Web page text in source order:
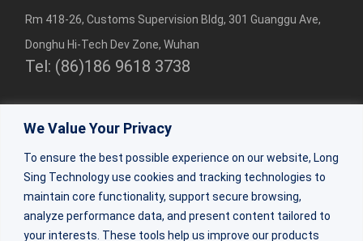
We Value Your Privacy
To ensure the best possible experience on our website, Long
Sing Technology use cookies and tracking technologies to
maintain core functionality, support secure browsing,
analyze performance data, and present content tailored to
your interests. These tools help us improve our products
Rm 418-26, Customs Supervision Bldg, 301 Guanggu Ave,
Donghu Hi-Tech Dev Zone, Wuhan
Tel: (86)186 9618 3738
Shenzhen
Tel:(86)0755-86309333